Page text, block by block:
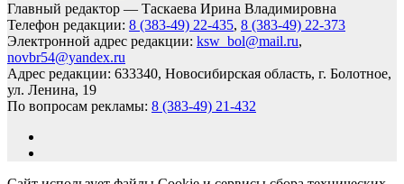
Главный редактор — Таскаева Ирина Владимировна
Телефон редакции: 8 (383-49) 22-435, 8 (383-49) 22-373
Электронной адрес редакции: ksw_bol@mail.ru,
novbr54@yandex.ru
Адрес редакции: 633340, Новосибирская область, г. Болотное,
ул. Ленина, 19
По вопросам рекламы: 8 (383-49) 21-432